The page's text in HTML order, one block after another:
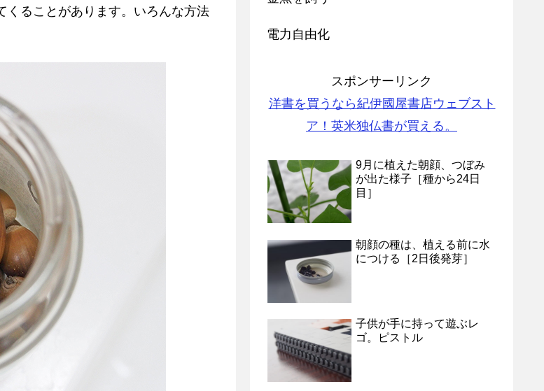
くることがあります。いろんな方法
電力自由化
スポンサーリンク
洋書を買うなら紀伊國屋書店ウェブスト
ア！英米独仏書が買える。
9月に植えた朝顔、つぼみ
が出た様子［種から24日
目］
朝顔の種は、植える前に水
につける［2日後発芽］
子供が手に持って遊ぶレ
ゴ。ピストル